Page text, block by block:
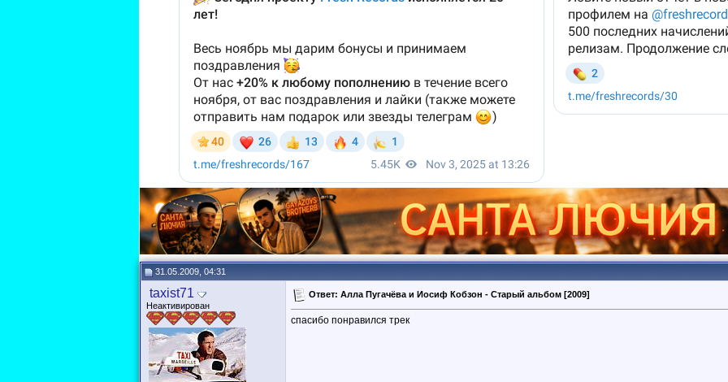
31.05.2009, 04:31
taxist71
Неактивирован
Ответ: Алла Пугачёва и Иосиф Кобзон - Старый альбом [2009]
спасибо понравился трек